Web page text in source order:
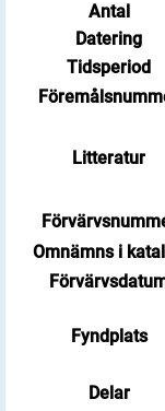
Antal
Datering
Tidsperiod
Litteratur
Omnämns i
Fyndplats
Delar